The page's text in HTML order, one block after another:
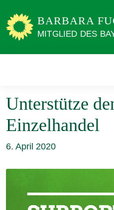
zum
Inhalt
BARBARA
MITGLIED DES
Unterstütze
Einzelhandel
6. April 2020